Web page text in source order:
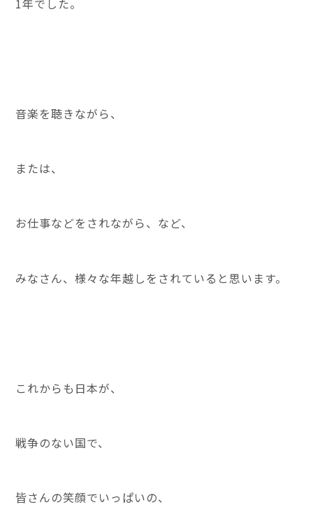
1年でした。
音楽を聴きながら、
または、
お仕事などをされながら、など、
みなさん、様々な年越しをされていると思います。
これからも日本が、
戦争のない国で、
皆さんの笑顔でいっぱいの、